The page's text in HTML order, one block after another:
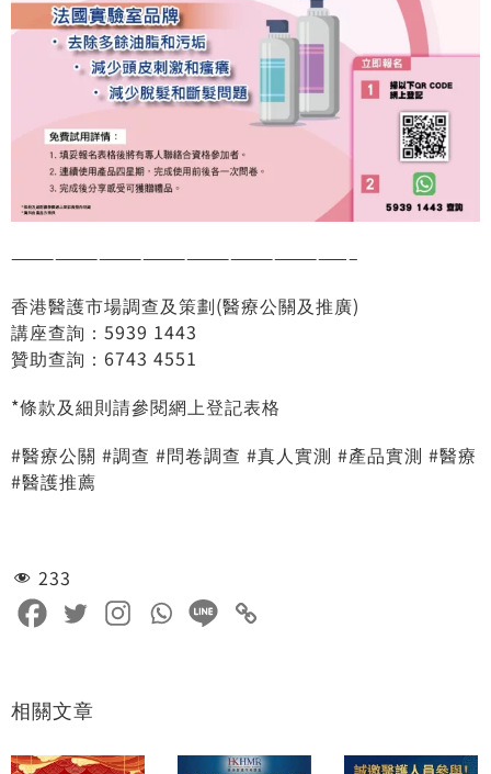
———————————————————————–
香港醫護市場調查及策劃(醫療公關及推廣)
講座查詢：5939 1443
贊助查詢：6743 4551
*條款及細則請參閱網上登記表格
#醫療公關 #調查 #問卷調查 #真人實測 #產品實測 #醫療
#醫護推薦
233
相關文章